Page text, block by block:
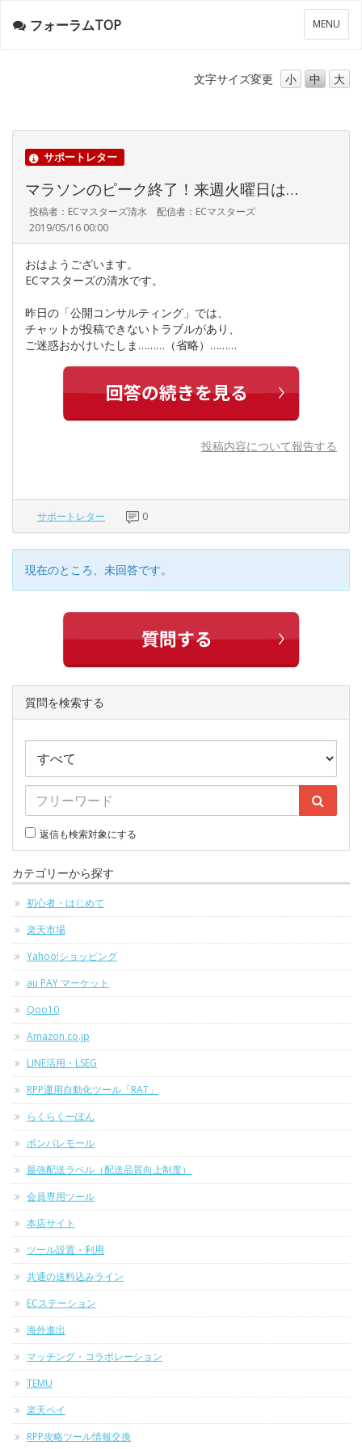
メ
ニ
ー
MENU
フォーラムTOP
文字サイズ変更 小 中 大
サポートレター
マラソンのピーク終了！来週火曜日は…
投稿者：ECマスターズ清水 配信者：ECマスターズ
2019/05/16 00:00
おはようございます。
ECマスターズの清水です。
昨日の「公開コンサルティング」では、
チャットが投稿できないトラブルがあり、
ご迷惑おかけいたしま………（省略）………
投稿内容について報告する
サポートレター 0
現在のところ、未回答です。
質問を検索する
返信も検索対象にする
カテゴリーから探す
初心者・はじめて
楽天市場
Yahoo!ショッピング
au PAY マーケット
Qoo10
Amazon.co.jp
LINE活用・LSEG
RPP運用自動化ツール「RAT」
らくらくーぽん
ポンパレモール
最強配送ラベル（配送品質向上制度）
会員専用ツール
本店サイト
ツール設置・利用
共通の送料込みライン
ECステーション
海外進出
マッチング・コラボレーション
TEMU
楽天ペイ
RPP攻略ツール情報交換